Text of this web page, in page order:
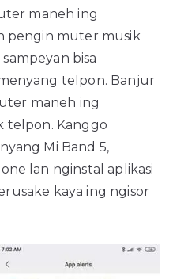
maneh ing
pengin muter musik
bisa
telpon. Banjur
maneh ing
telpon. Kanggo
Mi Band 5,
lan nginstal aplikasi
kaya ing ngisor